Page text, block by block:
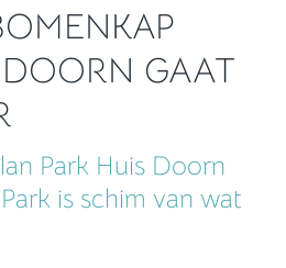
GAAT
Park Huis Doorn
is schim van wat